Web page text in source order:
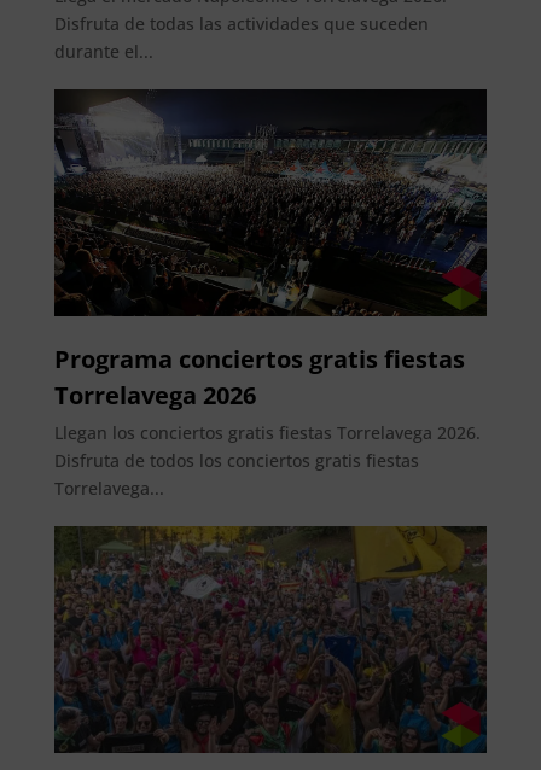
Disfruta de todas las actividades que suceden
durante el...
Programa conciertos gratis fiestas
Torrelavega 2026
Llegan los conciertos gratis fiestas Torrelavega 2026.
Disfruta de todos los conciertos gratis fiestas
Torrelavega...